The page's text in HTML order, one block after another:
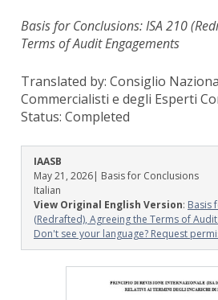
Basis for Conclusions: ISA 210
Terms of Audit Engagements
Translated by: Consiglio
Commercialisti e degli Esperti
Status: Completed
IAASB
May 21, 2026| Basis for Conclusions
Italian
View Original English Version: Basis
(Redrafted), Agreeing the Terms of
Don't see your language? Request